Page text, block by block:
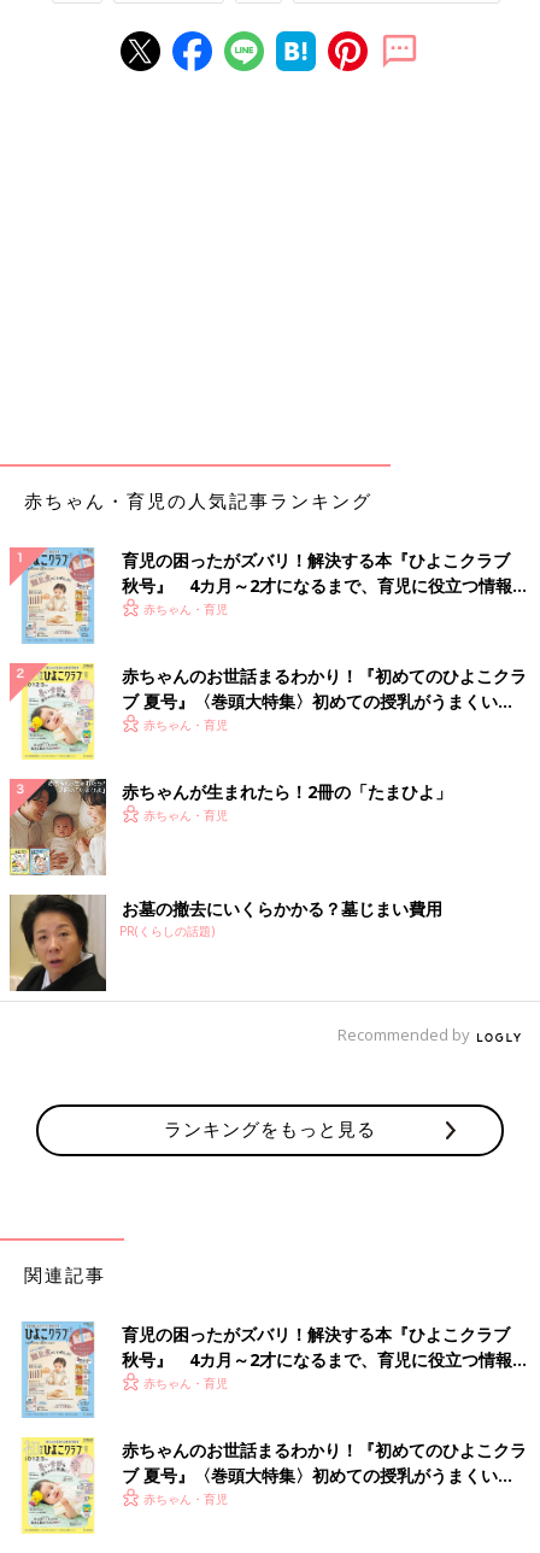
◾️外出もひと苦労
「どこかお出かけに連れて行くにもどこも混雑していそう。ベビ
元保育士パパが伝授する 夏らしい“お家ごっこ”と
家の中でも楽しめる夏の遊びについて、保育士の経験がある大阪
教育大学教授の小崎恭弘さんに聞きました。
「暑い夏！大人にとっては地獄のような日々ですが、子どもたち
はへっちゃらです。というより、太陽や夏が大好きですね。夏の
炎天下の午後の公園の遊具や日なたは、フライパンの上にいるよ
うです。なぜかそんなところを好んで、汗びっしよりになって遊
できる限り子どもの思いに答えてあげたいけど、やはり限界はあ
ります。またあまりの直射日光は子どもにとっても、日焼けなど
のリスクにもなります。適度に切り上げてあげましょう。
それではそんな暑い夏を乗り切る、遊びについて考えましょう。
夏の定番の一つは、プールなどの水遊びですね。これは夏ならで
はの遊びです。
庭やベランダがあれば、日よけのパラソルなどを活用しながら、
グッズなどもあります。うまく活用して欲しいです。
は、お風呂はどうでしょうか。気温などを考慮して、ぬるめのお
湯でもいいです。ここなら日焼けの心配などはありません。
びが、家の中でできます。
ましょう。（編集部より）
また室内でおすすめなのが、夏っぽいキャンプ、お家ごっこで
す。
プールや海水浴用の小さなテントや、キャンプ用のテントなどを
家の中に建てます。それだけでなんだかとても雰囲気が出るもの
です。そこに子どもたちのおもちゃや布団、食料や飲み物などを
持ち込みます。立派な秘密基地のできあがりです。
テントなどがないお家は、テーブルにシーツや毛布をかけて、即
赤ちゃん・育児の人気記事ランキング
育児の困ったがズバリ！解決する本『ひよこクラブ
秋号』 4カ月～2才になるまで、育児に役立つ情報が
いっぱい！
赤ちゃん・育児
赤ちゃんのお世話まるわかり！『初めてのひよこクラ
ブ 夏号』〈巻頭大特集〉初めての授乳がうまくい
く！ おっぱい・ミルクの基本と夏のトラブル 解決テ
赤ちゃん・育児
赤ちゃんが生まれたら！2冊の「たまひよ」
赤ちゃん・育児
お墓の撤去にいくらかかる？墓じまい費用
PR(くらしの話題)
Recommended by
ランキングをもっと見る
関連記事
育児の困ったがズバリ！解決する本『ひよこクラブ
秋号』 4カ月～2才になるまで、育児に役立つ情報が
いっぱい！
赤ちゃん・育児
赤ちゃんのお世話まるわかり！『初めてのひよこクラ
ブ 夏号』〈巻頭大特集〉初めての授乳がうまくい
く！ おっぱい・ミルクの基本と夏のトラブル 解決テ
赤ちゃん・育児